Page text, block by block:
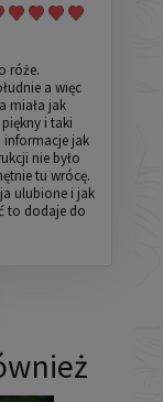
róże.
a więc
miała jak
i taki
informacje jak
nie było
tu wrócę.
ulubione i jak
to dodaje do